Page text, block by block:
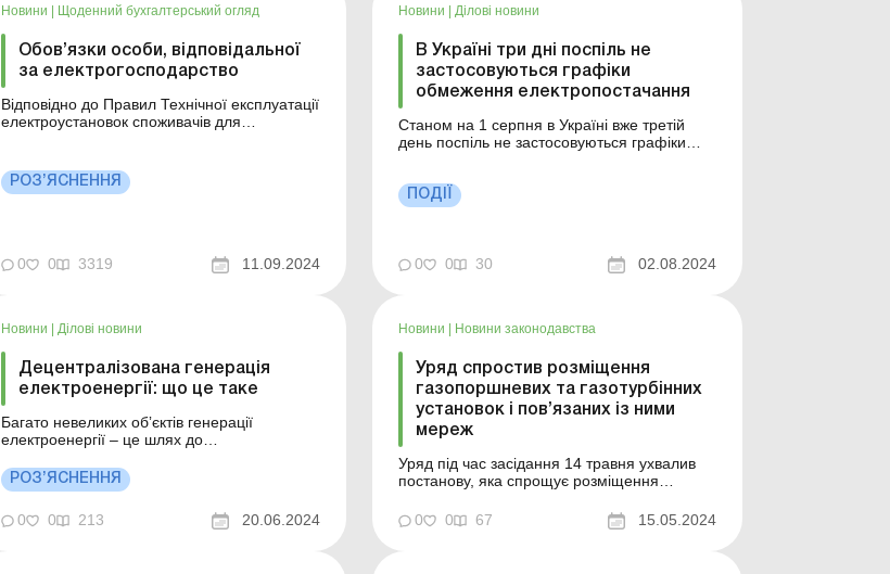
Новини | Щоденний бухгалтерський огляд
Обов’язки особи, відповідальної
за електрогосподарство
Відповідно до Правил Технічної експлуатації
електроустановок споживачів для
документом призначає особу, відповідальну
за електрогосподарство. Особа,
РОЗ’ЯСНЕННЯ
0 0 3319 11.09.2024
Новини | Ділові новини
В Україні три дні поспіль не
застосовуються графіки
обмеження електропостачання
Станом на 1 серпня в Україні вже третій
день поспіль не застосовуються графіки
залишається стабільною. Про це на
брифінгу в ефірі Телемарафону «Єдині
ПОДІЇ
0 0 30 02.08.2024
Новини | Ділові новини
Децентралізована генерація
електроенергії: що це таке
Багато невеликих обʼєктів генерації
електроенергії – це шлях до
атак. Як це працює та що робить Уряд для
децентралізації енергосистеми, дивіться в
інфографіці. Приєднуйтесь до Uteka
у Telegramm ...
РОЗ’ЯСНЕННЯ
0 0 213 20.06.2024
Новини | Новини законодавства
Уряд спростив розміщення
газопоршневих та газотурбінних
установок і пов’язаних із ними
мереж
Уряд під час засідання 14 травня ухвалив
постанову, яка спрощує розміщення
та пов’язаних із ними мереж. Про це
повідомив Прем’єр-міністр Денис Шмигаль.
0 0 67 15.05.2024